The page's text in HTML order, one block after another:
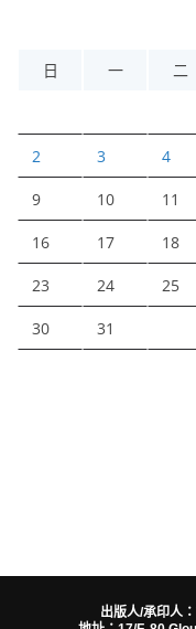
日
一 二
2 3 4
9 10 11
16 17 18
23 24 25
30 31
出版人/承印人